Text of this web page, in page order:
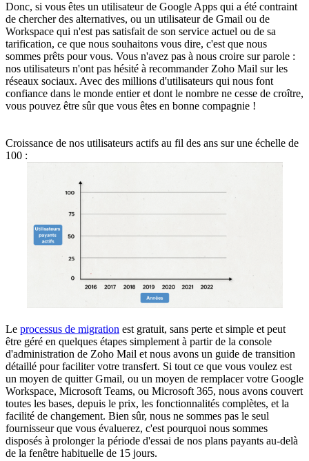
Donc, si vous êtes un utilisateur de Google Apps qui a été contraint
de chercher des alternatives, ou un utilisateur de Gmail ou de
Workspace qui n'est pas satisfait de son service actuel ou de sa
tarification, ce que nous souhaitons vous dire, c'est que nous
sommes prêts pour vous. Vous n'avez pas à nous croire sur parole :
nos utilisateurs n'ont pas hésité à recommander Zoho Mail sur les
réseaux sociaux. Avec des millions d'utilisateurs qui nous font
confiance dans le monde entier et dont le nombre ne cesse de croître,
vous pouvez être sûr que vous êtes en bonne compagnie !
Croissance de nos utilisateurs actifs au fil des ans sur une échelle de
100 :
Le processus de migration est gratuit, sans perte et simple et peut
être géré en quelques étapes simplement à partir de la console
d'administration de Zoho Mail et nous avons un guide de transition
détaillé pour faciliter votre transfert. Si tout ce que vous voulez est
un moyen de quitter Gmail, ou un moyen de remplacer votre Google
Workspace, Microsoft Teams, ou Microsoft 365, nous avons couvert
toutes les bases, depuis le prix, les fonctionnalités complètes, et la
facilité de changement. Bien sûr, nous ne sommes pas le seul
fournisseur que vous évaluerez, c'est pourquoi nous sommes
disposés à prolonger la période d'essai de nos plans payants au-delà
de la fenêtre habituelle de 15 jours.